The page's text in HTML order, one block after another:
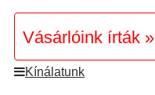
Vásárlóink írták »
Kínálatunk